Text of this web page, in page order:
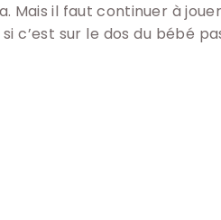
Mais il faut continuer à
c’est sur le dos du bébé